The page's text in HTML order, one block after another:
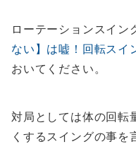
ローテーションスイン
ない】は嘘！回転スイ
おいてください。
対局としては体の回転
くするスイングの事を